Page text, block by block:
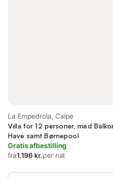
La Empedrola, Calpe
Villa for 12 personer, med
Have samt Børnepool
Gratis afbestilling
fra1.196 kr.per nat